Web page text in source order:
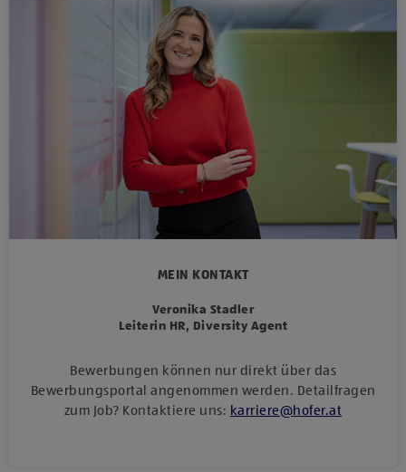
MEIN KONTAKT
Veronika Stadler
Leiterin HR, Diversity Agent
Bewerbungen können nur direkt über das
Bewerbungsportal angenommen werden. Detailfragen
zum Job? Kontaktiere uns: karriere@hofer.at